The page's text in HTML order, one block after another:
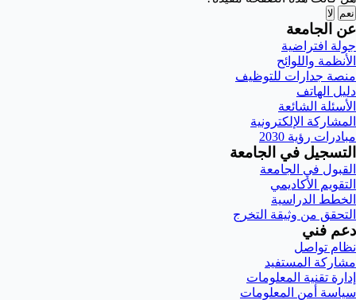
نعم لا
عن الجامعة
جولة افتراضية
الأنظمة واللوائح
منصة جدارات للتوظيف
دليل الهاتف
الأسئلة الشائعة
المشاركة الإلكترونية
مبادرات رؤية 2030
التسجيل في الجامعة
القبول في الجامعة
التقويم الأكاديمي
الخطط الدراسية
التحقق من وثيقة التخرج
دعم فني
نظام تواصل
مشاركة المستفيد
إدارة تقنية المعلومات
سياسة أمن المعلومات